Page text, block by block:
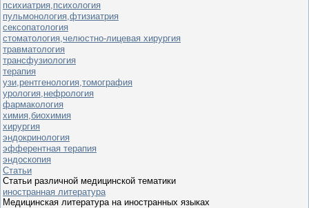
психиатрия,психология
пульмонология,фтизиатрия
сексопатология
стоматология,челюстно-лицевая хирургия
травматология
трансфузиология
терапия
узи,рентгенология,томография
урология,нефрология
фармакология
химия,биохимия
хирургия
эндокринология
эфферентная терапия
эндоскопия
Статьи
Статьи различной медицинской тематики
иностранная литература
Медицинская литература на иностранных языках